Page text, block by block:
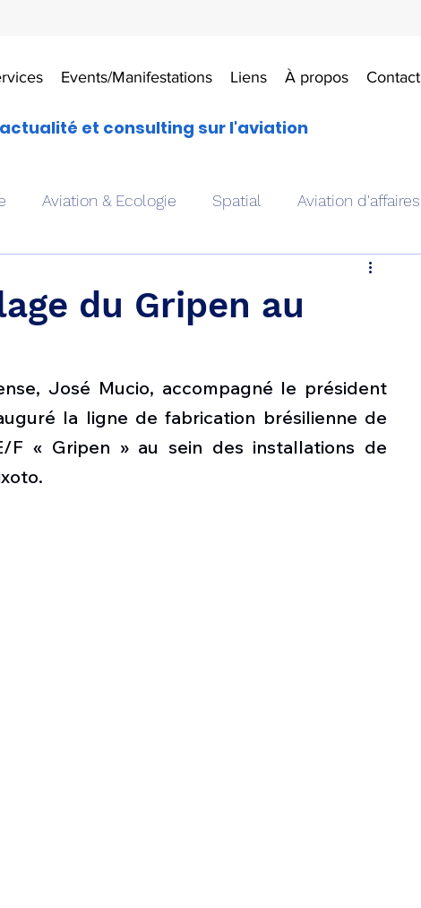
Events/Manifestations Liens À propos Contact
et consulting sur l'aviation
Aviation & Ecologie Spatial Aviation d'affaires
Art & Aviation
Amphibie Drones Composante ESPACE
Fret aérien
du Gripen au
José Mucio, accompagné le président
la ligne de fabrication brésilienne de
F « Gripen » au sein des installations de